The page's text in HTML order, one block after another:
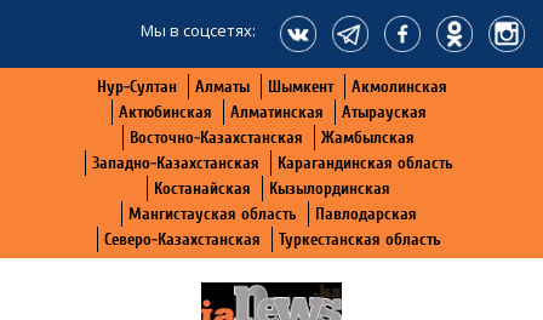
Мы в соцсетях:
Нур-Султан Алматы Шымкент
Акмолинская
Актюбинская
Алматинская
Атырауская
Восточно-Казахстанская
Жамбылская
Западно-Казахстанская
Карагандинская область
Костанайская
Кызылординская
Мангистауская область
Павлодарская
Северо-Казахстанская
Туркестанская область